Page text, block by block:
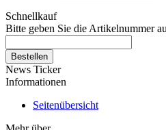
Schnellkauf
Bitte geben Sie die Artikelnummer
News Ticker
Informationen
Seitenübersicht